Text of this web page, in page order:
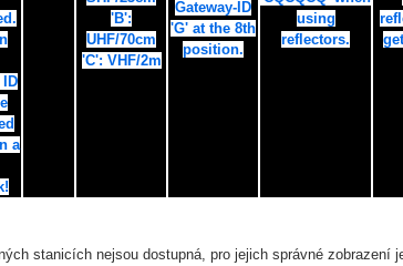
a
'B':
UHF/70cm
'C': VHF/2m
Gateway-ID
'G' at the 8th
position.
using
reflectors.
stanicích nejsou dostupná, pro jejich správné zobrazení